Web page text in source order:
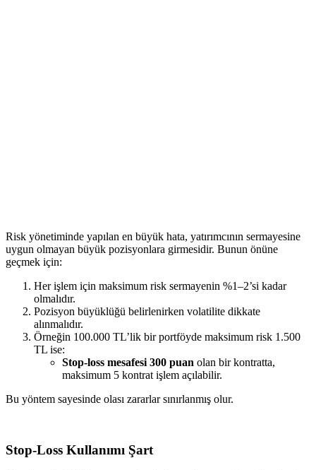
Risk yönetiminde yapılan en büyük hata, yatırımcının sermayesine
uygun olmayan büyük pozisyonlara girmesidir. Bunun önüne
geçmek için:
Her işlem için maksimum risk sermayenin %1–2’si kadar
olmalıdır.
Pozisyon büyüklüğü belirlenirken volatilite dikkate
alınmalıdır.
Örneğin 100.000 TL’lik bir portföyde maksimum risk 1.500
TL ise:
Stop-loss mesafesi 300 puan olan bir kontratta,
maksimum 5 kontrat işlem açılabilir.
Bu yöntem sayesinde olası zararlar sınırlanmış olur.
Stop-Loss Kullanımı Şart